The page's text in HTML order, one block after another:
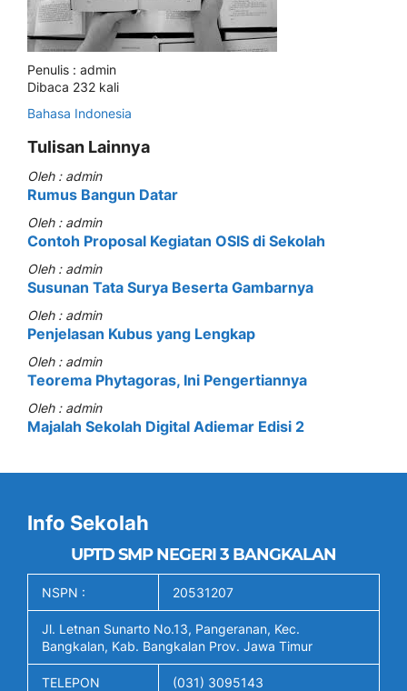
Penulis : admin
Dibaca 232 kali
Bahasa Indonesia
Tulisan Lainnya
Oleh : admin
Rumus Bangun Datar
Oleh : admin
Contoh Proposal Kegiatan OSIS di Sekolah
Oleh : admin
Susunan Tata Surya Beserta Gambarnya
Oleh : admin
Penjelasan Kubus yang Lengkap
Oleh : admin
Teorema Phytagoras, Ini Pengertiannya
Oleh : admin
Majalah Sekolah Digital Adiemar Edisi 2
Info Sekolah
UPTD SMP NEGERI 3 BANGKALAN
NSPN : 20531207
Jl. Letnan Sunarto No.13, Pangeranan, Kec.
Bangkalan, Kab. Bangkalan Prov. Jawa Timur
TELEPON (031) 3095143